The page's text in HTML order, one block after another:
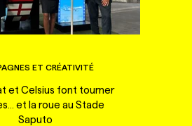
ET CRÉATIVITÉ
et Celsius font tourner
et la roue au Stade
Saputo